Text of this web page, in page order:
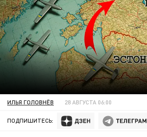
ИЛЬЯ ГОЛОВНЁВ 28 АВГУСТА 06:00
ПОДПИШИТЕСЬ: